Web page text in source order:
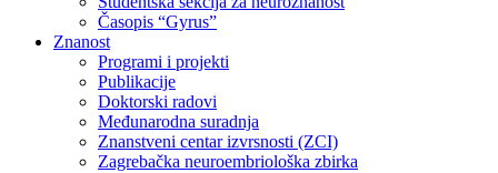
Časopis “Gyrus”
Znanost
Programi i projekti
Publikacije
Doktorski radovi
Međunarodna suradnja
Znanstveni centar izvrsnosti (ZCI)
Zagrebačka neuroembriološka zbirka